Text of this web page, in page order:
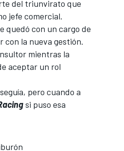
del triunvirato que
jefe comercial.
quedó con un cargo de
con la nueva gestión.
mientras la
aceptar un rol
pero cuando a
si puso esa